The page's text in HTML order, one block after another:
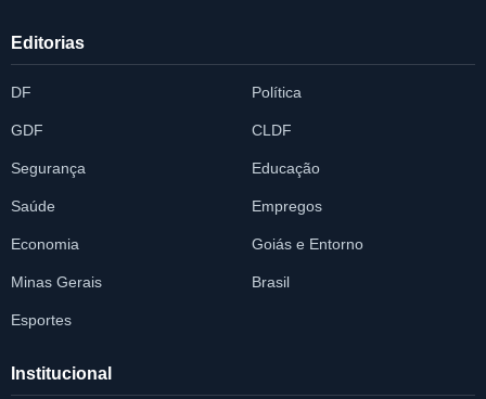
Editorias
DF Política
GDF CLDF
Segurança Educação
Saúde Empregos
Economia Goiás e Entorno
Minas Gerais Brasil
Esportes
Institucional